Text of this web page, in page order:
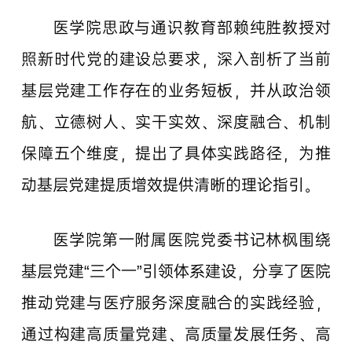
医学院思政与通识教育部赖纯胜教授对
照新时代党的建设总要求，深入剖析了当前
基层党建工作存在的业务短板，并从政治领
航、立德树人、实干实效、深度融合、机制
保障五个维度，提出了具体实践路径，为推
动基层党建提质增效提供清晰的理论指引。
医学院第一附属医院党委书记林枫围绕
基层党建“三个一”引领体系建设，分享了医院
推动党建与医疗服务深度融合的实践经验，
通过构建高质量党建、高质量发展任务、高